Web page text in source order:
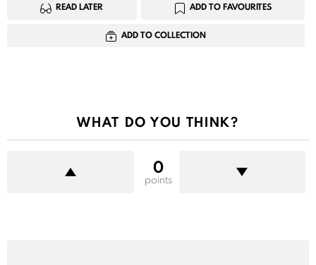
READ LATER ADD TO FAVOURITES
ADD TO COLLECTION
WHAT DO YOU THINK?
0
points